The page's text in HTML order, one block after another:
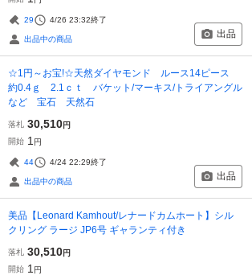
29 4/26 23:32終了
出品中の商品 出品
☆1円～お宝!☆天然ダイヤモンド ルース14ピース
約0.4ｇ 2.1ｃｔ バケット/マーキス/トライアングル
など 宝石 天然石
落札 30,510円
開始 1 円
44 4/24 22:29終了
出品中の商品 出品
美品【Leonard Kamhout/レナードカムホート】シル
クリング ラージ JP6号 ギャランティ付き
落札 30,510円
開始 1 円